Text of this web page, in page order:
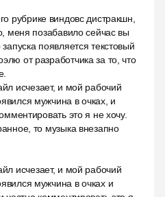
рубрике виндовс дистракшн,
меня позабавило сейчас вы
появляется текстовый
от разработчика за то, что
исчезает, и мой рабочий
мужчина в очках, и
это я не хочу.
то музыка внезапно
исчезает, и мой рабочий
мужчина в очках и